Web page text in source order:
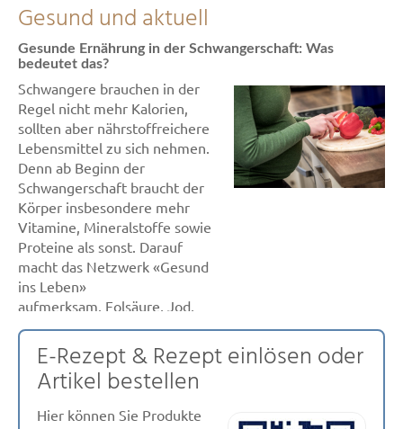
Gesund und aktuell
Gesunde Ernährung in der Schwangerschaft: Was
bedeutet das?
Schwangere brauchen in der
Regel nicht mehr Kalorien,
sollten aber nährstoffreichere
Lebensmittel zu sich nehmen.
Denn ab Beginn der
Schwangerschaft braucht der
Körper insbesondere mehr
Vitamine, Mineralstoffe sowie
Proteine als sonst. Darauf
macht das Netzwerk «Gesund
ins Leben»
aufmerksam. Folsäure, Jod,
EisenIn der Regel können
Schwangere diesen erhöhten
Bedarf an Nährstoffen über
eine ausgewogene und
abdecken. Ausnahme: Das
E-Rezept & Rezept einlösen oder
Artikel bestellen
Hier können Sie Produkte